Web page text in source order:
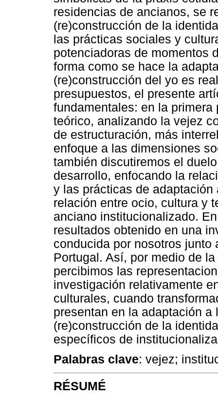
residencias de ancianos, se
(re)construcción de la
las prácticas sociales y
potenciadoras de momentos
forma como se hace la
(re)construcción del yo es
presupuestos, el presente
fundamentales: en la
teórico, analizando la vejez
de estructuración, más
enfoque a las dimensiones
también discutiremos el
desarrollo, enfocando la
y las prácticas de
relación entre ocio, cultura y
anciano institucionalizado.
resultados obtenido en una
conducida por nosotros
Portugal. Así, por medio de
percibimos las
investigación relativamente
culturales, cuando
presentan en la adaptación
(re)construcción de la
específicos de
Palabras clave: vejez;
RÉSUMÉ